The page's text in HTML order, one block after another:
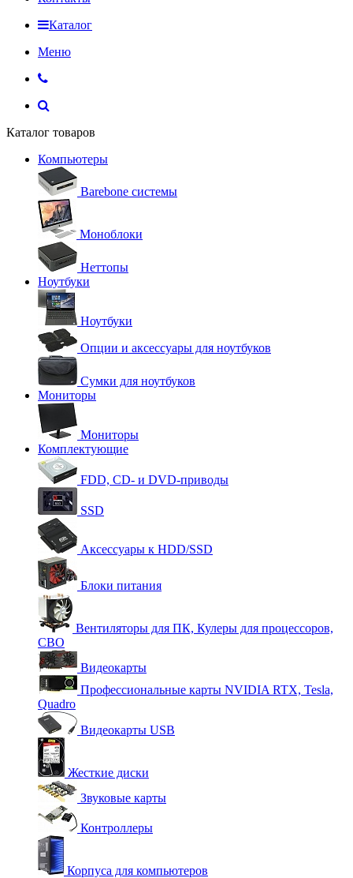
Каталог
Меню
Каталог товаров
Компьютеры
Barebone системы
Моноблоки
Неттопы
Ноутбуки
Ноутбуки
Опции и аксессуары для ноутбуков
Сумки для ноутбуков
Мониторы
Мониторы
Комплектующие
FDD, CD- и DVD-приводы
SSD
Аксессуары к HDD/SSD
Блоки питания
Вентиляторы для ПК, Кулеры для процессоров,
СВО
Видеокарты
Профессиональные карты NVIDIA RTX, Tesla,
Quadro
Видеокарты USB
Жесткие диски
Звуковые карты
Контроллеры
Корпуса для компьютеров